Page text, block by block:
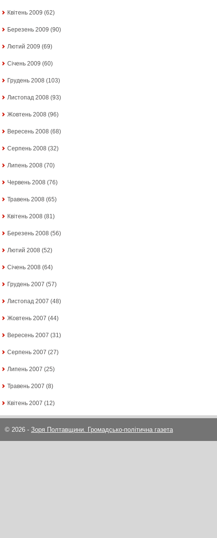
Квітень 2009 (62)
Березень 2009 (90)
Лютий 2009 (69)
Січень 2009 (60)
Грудень 2008 (103)
Листопад 2008 (93)
Жовтень 2008 (96)
Вересень 2008 (68)
Серпень 2008 (32)
Липень 2008 (70)
Червень 2008 (76)
Травень 2008 (65)
Квітень 2008 (81)
Березень 2008 (56)
Лютий 2008 (52)
Січень 2008 (64)
Грудень 2007 (57)
Листопад 2007 (48)
Жовтень 2007 (44)
Вересень 2007 (31)
Серпень 2007 (27)
Липень 2007 (25)
Травень 2007 (8)
Квітень 2007 (12)
© 2026 - Зоря Полтавщини. Громадсько-політична газета